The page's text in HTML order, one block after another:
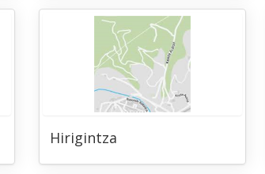
Hirigintza